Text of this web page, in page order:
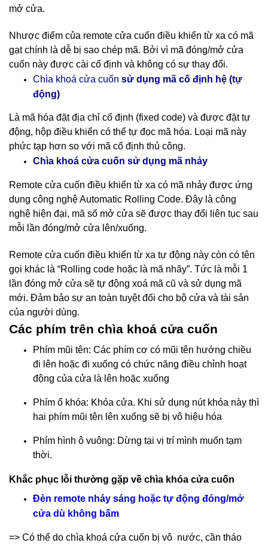
mở cửa.
Nhược điểm của remote cửa cuốn điều khiển từ xa có mã
gạt chính là dễ bị sao chép mã. Bởi vì mã đóng/mở cửa
cuốn này được cài cố định và không có sự thay đổi.
Chìa khoá cửa cuốn sử dụng mã cố định hệ (tự
động)
Là mã hóa đặt địa chỉ cố định (fixed code) và được đặt tự
động, hộp điều khiển có thể tự đọc mã hóa. Loại mã này
phức tạp hơn so với mã cố định thủ công.
Chìa khoá cửa cuốn sử dụng mã nhảy
Remote cửa cuốn điều khiển từ xa có mã nhảy được ứng
dụng công nghệ Automatic Rolling Code. Đây là công
nghệ hiện đại, mã số mở cửa sẽ được thay đổi liên tục sau
mỗi lần đóng/mở cửa lên/xuống.
Remote cửa cuốn điều khiển từ xa tự động này còn có tên
gọi khác là “Rolling code hoặc là mã nhãy”. Tức là mỗi 1
lần đóng mở cửa sẽ tự động xoá mã cũ và sử dụng mã
mới. Đảm bảo sự an toàn tuyệt đối cho bộ cửa và tài sản
của người dùng.
Các phím trên chìa khoá cửa cuốn
Phím mũi tên: Các phím cơ có mũi tên hướng chiều
đi lên hoặc đi xuống có chức năng điều chỉnh hoạt
động của cửa là lên hoặc xuống
Phím ổ khóa: Khóa cửa. Khi sử dụng nút khóa này thì
hai phím mũi tên lên xuống sẽ bị vô hiệu hóa
Phím hình ô vuông: Dừng tại vị trí mình muốn tạm
thời.
Khắc phục lỗi thường gặp về chìa khóa cửa cuốn
Đèn remote nháy sáng hoặc tự động đóng/mở
cửa dù không bấm
=> Có thể do chìa khoá cửa cuốn bị vô nước, cần tháo